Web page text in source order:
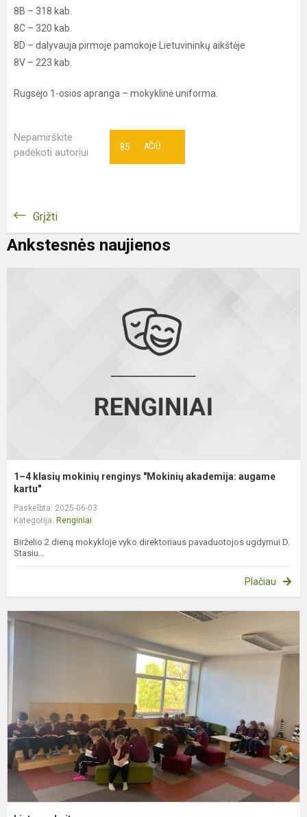
8B – 318 kab.
8C – 320 kab.
8D – dalyvauja pirmoje pamokoje Lietuvininkų aikštėje
8V – 223 kab.
Rugsėjo 1-osios apranga – mokyklinė uniforma.
Nepamirškite
padėkoti autoriui
AČIŪ
85
Grįžti
Ankstesnės naujienos
1–4 klasių mokinių renginys "Mokinių akademija: augame
kartu"
Paskelbta: 2025-06-03
Kategorija: Renginiai
Birželio 2 dieną mokykloje vyko direktoriaus pavaduotojos ugdymui D.
Stasiu...
Plačiau